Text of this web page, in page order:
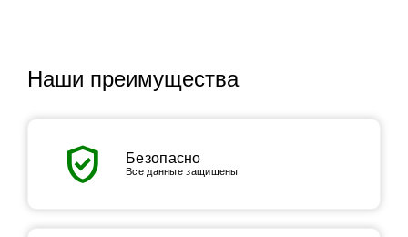
Наши преимущества
verified_user Безопасно
Все данные защищены